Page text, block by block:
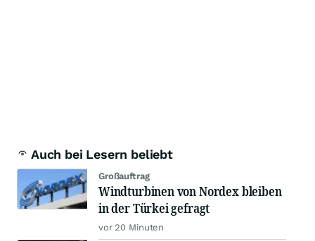
Auch bei Lesern beliebt
Großauftrag
Windturbinen von Nordex bleiben
in der Türkei gefragt
vor 20 Minuten